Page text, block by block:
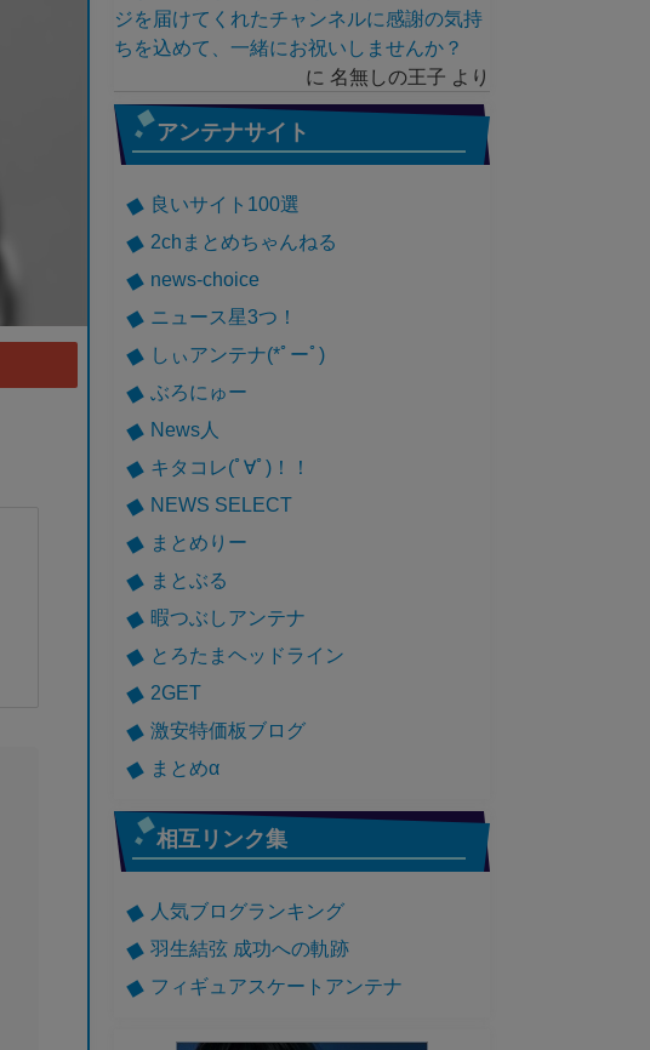
ジを届けてくれたチャンネルに感謝の気持
ちを込めて、一緒にお祝いしませんか？
に 名無しの王子 より
アンテナサイト
良いサイト100選
2chまとめちゃんねる
news-choice
ニュース星3つ！
しぃアンテナ(*ﾟーﾟ)
ぶろにゅー
News人
キタコレ(ﾟ∀ﾟ)！！
NEWS SELECT
まとめりー
まとぶる
暇つぶしアンテナ
とろたまヘッドライン
2GET
激安特価板ブログ
まとめα
相互リンク集
人気ブログランキング
羽生結弦 成功への軌跡
フィギュアスケートアンテナ